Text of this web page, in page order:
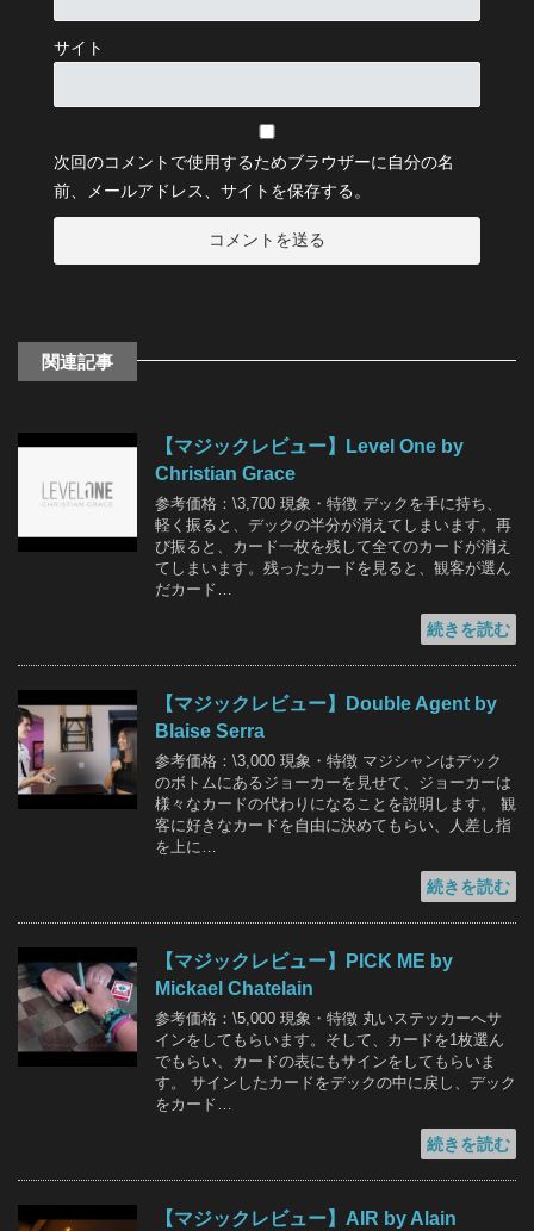
サイト
次回のコメントで使用するためブラウザーに自分の名
前、メールアドレス、サイトを保存する。
関連記事
【マジックレビュー】Level One by
Christian Grace
参考価格：\3,700 現象・特徴 デックを手に持ち、
軽く振ると、デックの半分が消えてしまいます。再
び振ると、カード一枚を残して全てのカードが消え
てしまいます。残ったカードを見ると、観客が選ん
だカード…
続きを読む
【マジックレビュー】Double Agent by
Blaise Serra
参考価格：\3,000 現象・特徴 マジシャンはデック
のボトムにあるジョーカーを見せて、ジョーカーは
様々なカードの代わりになることを説明します。 観
客に好きなカードを自由に決めてもらい、人差し指
を上に…
続きを読む
【マジックレビュー】PICK ME by
Mickael Chatelain
参考価格：\5,000 現象・特徴 丸いステッカーへサ
インをしてもらいます。そして、カードを1枚選ん
でもらい、カードの表にもサインをしてもらいま
す。 サインしたカードをデックの中に戻し、デック
をカード…
続きを読む
【マジックレビュー】AIR by Alain